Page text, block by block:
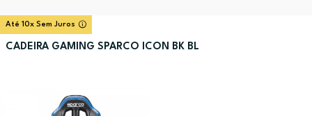
Até 10x Sem Juros
CADEIRA GAMING SPARCO ICON BK BL